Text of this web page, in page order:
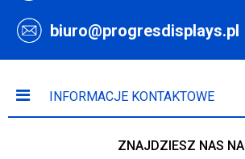
biuro@progresdisplays.pl
INFORMACJE KONTAKTOWE
ZNAJDZIESZ NAS NA